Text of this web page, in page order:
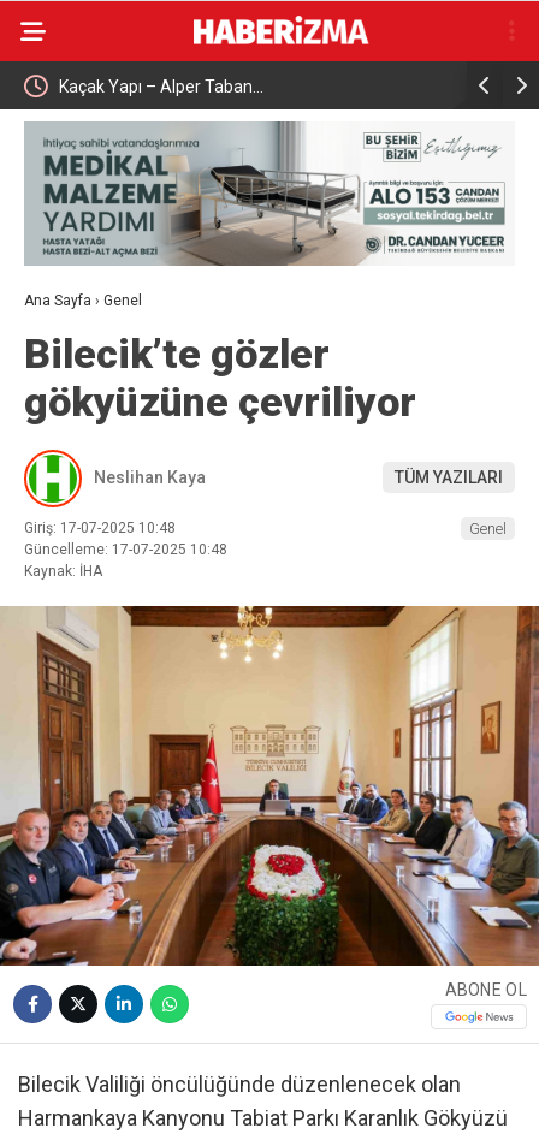
Kaçak Yapı – Alper Taban… Çalışma
Ana Sayfa › Genel
Bilecik’te gözler
gökyüzüne çevriliyor
Neslihan Kaya TÜM YAZILARI
Giriş: 17-07-2025 10:48
Güncelleme: 17-07-2025 10:48
Kaynak: İHA
Genel
ABONE OL
Bilecik Valiliği öncülüğünde düzenlenecek olan
Harmankaya Kanyonu Tabiat Parkı Karanlık Gökyüzü